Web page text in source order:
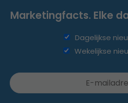
Marketingfacts. Elke
Dagelijkse
Wekelijkse